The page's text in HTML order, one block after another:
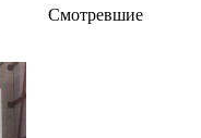
Смотревшие